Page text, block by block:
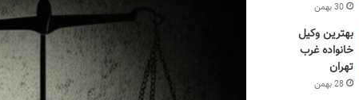
30 بهمن
بهترین وکیل
خانواده غرب
تهران
28 بهمن